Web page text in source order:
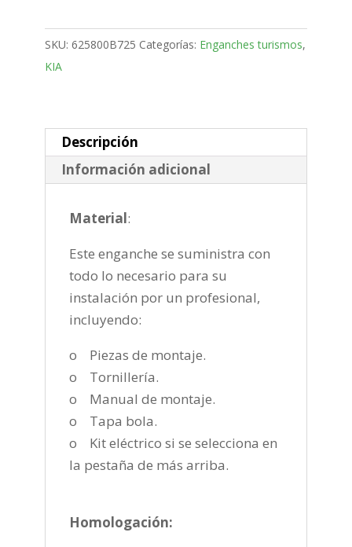
Bola
desmontable
vertical
2019
cantidad
SKU: 625800B725 Categorías: Enganches turismos,
KIA
Descripción
Información adicional
Material:
Este enganche se suministra con
todo lo necesario para su
instalación por un profesional,
incluyendo:
o Piezas de montaje.
o Tornillería.
o Manual de montaje.
o Tapa bola.
o Kit eléctrico si se selecciona en
la pestaña de más arriba.
Homologación: